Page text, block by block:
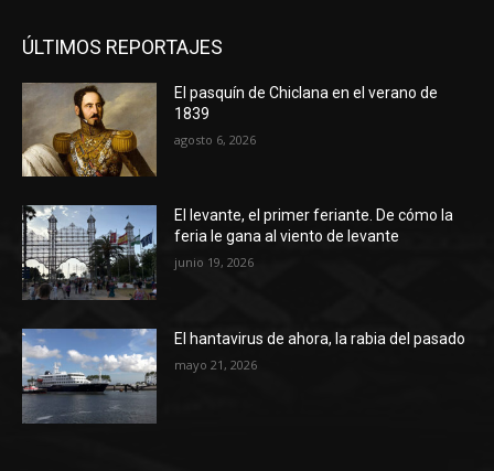
ÚLTIMOS REPORTAJES
El pasquín de Chiclana en el verano de
1839
agosto 6, 2026
El levante, el primer feriante. De cómo la
feria le gana al viento de levante
junio 19, 2026
El hantavirus de ahora, la rabia del pasado
mayo 21, 2026